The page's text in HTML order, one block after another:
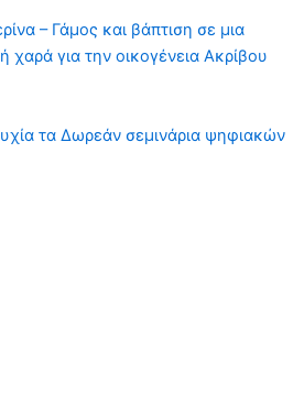
– Γάμος και βάπτιση σε μια
χαρά για την οικογένεια Ακρίβου
τα Δωρεάν σεμινάρια ψηφιακών